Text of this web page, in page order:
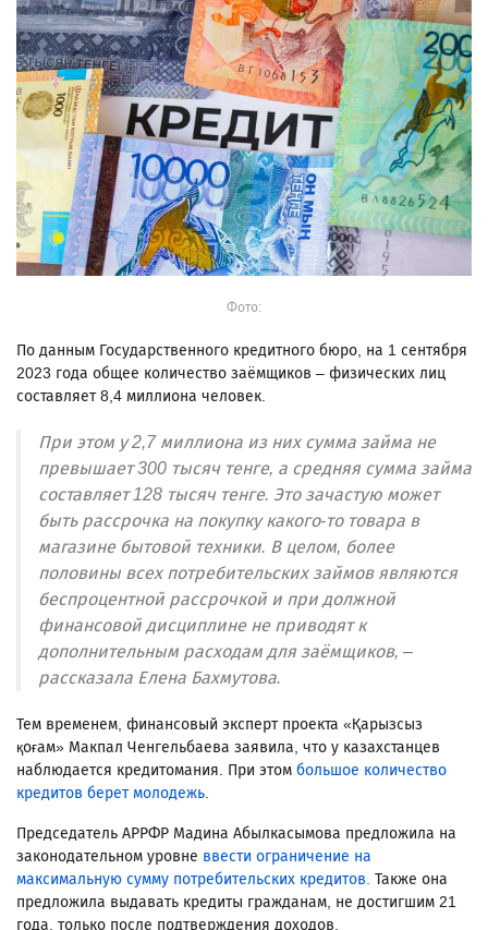
Фото:
По данным Государственного кредитного бюро, на 1 сентября
2023 года общее количество заёмщиков – физических лиц
составляет 8,4 миллиона человек.
При этом у 2,7 миллиона из них сумма займа не
превышает 300 тысяч тенге, а средняя сумма займа
составляет 128 тысяч тенге. Это зачастую может
быть рассрочка на покупку какого-то товара в
магазине бытовой техники. В целом, более
половины всех потребительских займов являются
беспроцентной рассрочкой и при должной
финансовой дисциплине не приводят к
дополнительным расходам для заёмщиков, –
рассказала Елена Бахмутова.
Тем временем, финансовый эксперт проекта «Қарызсыз
қоғам» Макпал Ченгельбаева заявила, что у казахстанцев
наблюдается кредитомания. При этом большое количество
кредитов берет молодежь.
Председатель АРРФР Мадина Абылкасымова предложила на
законодательном уровне ввести ограничение на
максимальную сумму потребительских кредитов. Также она
предложила выдавать кредиты гражданам, не достигшим 21
года, только после подтверждения доходов.